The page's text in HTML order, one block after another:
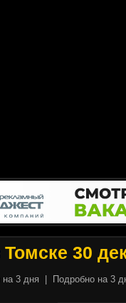
30
на 3 дня Подробно на 3